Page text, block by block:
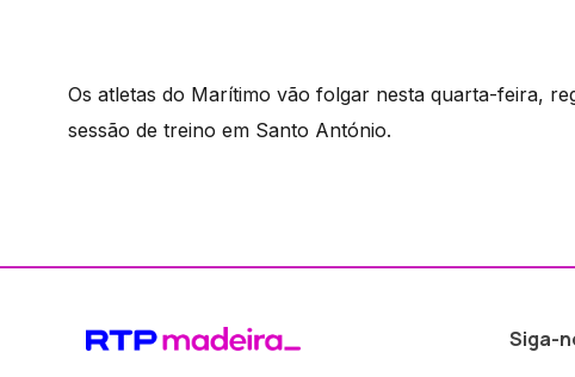
Os atletas do Marítimo vão folgar nesta quarta-feira,
sessão de treino em Santo António.
Siga-